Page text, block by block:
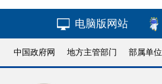
电脑版网站
中国政府网 地方主管部门 部属单位